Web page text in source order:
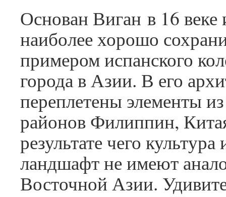
Основан Виган в 16 веке
наиболее хорошо
примером испанского
города в Азии. В его
переплетены элементы
районов Филиппин,
результате чего
ландшафт не имеют
Восточной Азии.